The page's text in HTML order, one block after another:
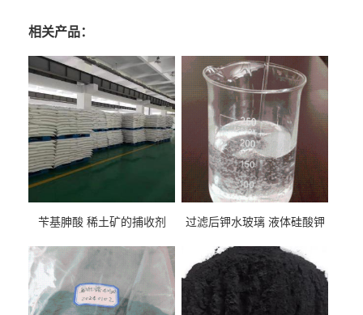
相关产品：
苄基胂酸 稀土矿的捕收剂 过滤后钾水玻璃 液体硅酸钾